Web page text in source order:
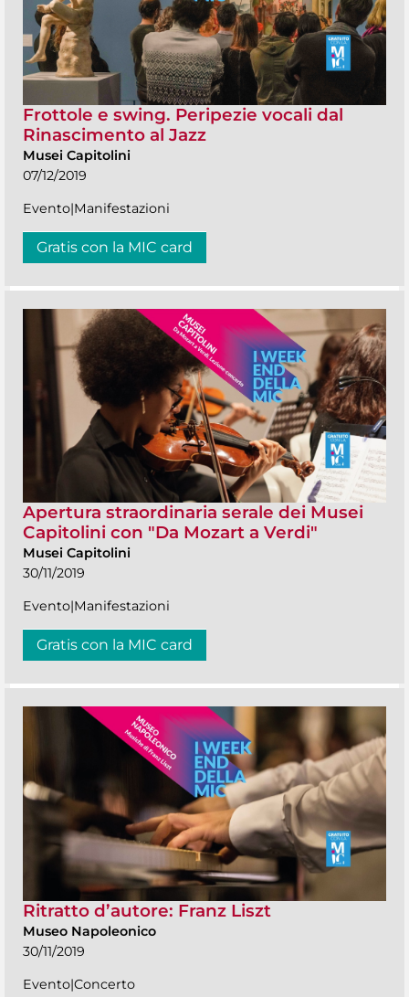
Frottole e swing. Peripezie vocali dal
Rinascimento al Jazz
Musei Capitolini
07/12/2019
Evento|Manifestazioni
Gratis con la MIC card
Apertura straordinaria serale dei Musei
Capitolini con "Da Mozart a Verdi"
Musei Capitolini
30/11/2019
Evento|Manifestazioni
Gratis con la MIC card
Ritratto d’autore: Franz Liszt
Museo Napoleonico
30/11/2019
Evento|Concerto